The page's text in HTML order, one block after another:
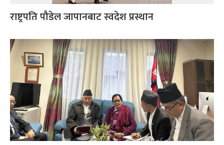
राष्ट्रपति पौडेल जापानबाट स्वदेश प्रस्थान